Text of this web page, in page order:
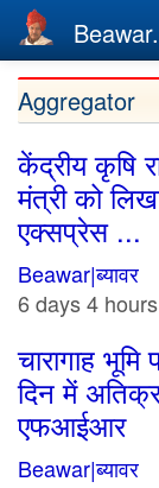
Skip
main
content
Aggregator
केंद्रीय कृषि
मंत्री को
एक्सप्रेस ...
Beawar|ब्यावर
6 days 4
चारागाह
दिन में
एफआईआर
Beawar|ब्यावर